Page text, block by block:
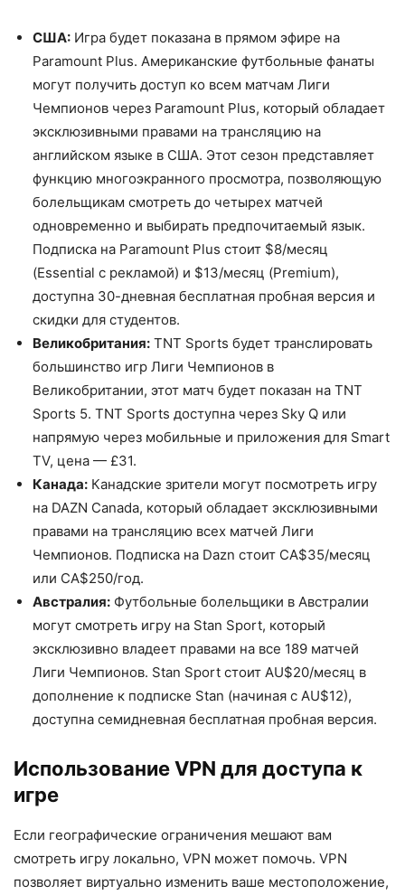
США: Игра будет показана в прямом эфире на
Paramount Plus. Американские футбольные фанаты
могут получить доступ ко всем матчам Лиги
Чемпионов через Paramount Plus, который обладает
эксклюзивными правами на трансляцию на
английском языке в США. Этот сезон представляет
функцию многоэкранного просмотра, позволяющую
болельщикам смотреть до четырех матчей
одновременно и выбирать предпочитаемый язык.
Подписка на Paramount Plus стоит $8/месяц
(Essential с рекламой) и $13/месяц (Premium),
доступна 30-дневная бесплатная пробная версия и
скидки для студентов.
Великобритания: TNT Sports будет транслировать
большинство игр Лиги Чемпионов в
Великобритании, этот матч будет показан на TNT
Sports 5. TNT Sports доступна через Sky Q или
напрямую через мобильные и приложения для Smart
TV, цена — £31.
Канада: Канадские зрители могут посмотреть игру
на DAZN Canada, который обладает эксклюзивными
правами на трансляцию всех матчей Лиги
Чемпионов. Подписка на Dazn стоит CA$35/месяц
или CA$250/год.
Австралия: Футбольные болельщики в Австралии
могут смотреть игру на Stan Sport, который
эксклюзивно владеет правами на все 189 матчей
Лиги Чемпионов. Stan Sport стоит AU$20/месяц в
дополнение к подписке Stan (начиная с AU$12),
доступна семидневная бесплатная пробная версия.
Использование VPN для доступа к
игре
Если географические ограничения мешают вам
смотреть игру локально, VPN может помочь. VPN
позволяет виртуально изменить ваше местоположение,